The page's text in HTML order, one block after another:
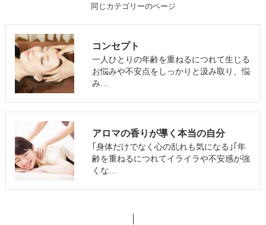
同じカテゴリーのページ
コンセプト
一人ひとりの年齢を重ねるにつれて生じる
お悩みや不安点をしっかりと汲み取り、悩
み…
アロマの香りが導く本当の自分
｢身体だけでなく心の乱れも気になる｣｢年
齢を重ねるにつれてイライラや不安感が強
くな…